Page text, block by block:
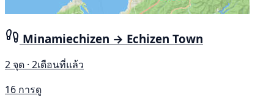
Minamiechizen → Echizen Town
2 จุด · 2เดือนที่แล้ว
16 การดู